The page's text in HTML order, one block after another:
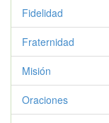
Fidelidad
Fraternidad
Misión
Oraciones